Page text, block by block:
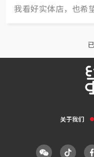
我看好实体店，也希
关于我们